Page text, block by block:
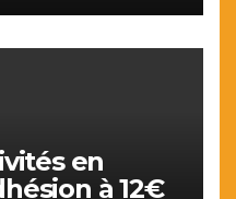
en
Adhésion à 12€